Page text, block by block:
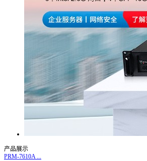
产品展示
PRM-7610A ...